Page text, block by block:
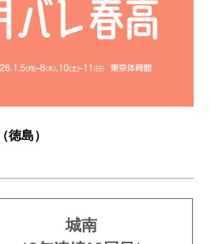
島）
城南